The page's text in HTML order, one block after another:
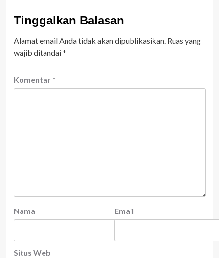
Tinggalkan Balasan
Alamat email Anda tidak akan dipublikasikan. Ruas yang
wajib ditandai*
Komentar *
Nama Email
Situs Web